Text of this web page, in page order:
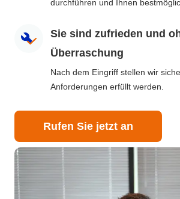
durchführen und Ihnen
Sie sind zufrieden und
Überraschung
Nach dem Eingriff stellen wir
Anforderungen erfüllt werden.
Rufen Sie jetzt an